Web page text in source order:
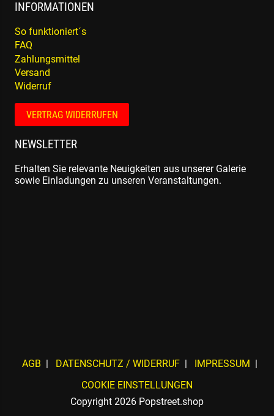
INFORMATIONEN
So funktioniert´s
FAQ
Zahlungsmittel
Versand
Widerruf
VERTRAG WIDERRUFEN
NEWSLETTER
Erhalten Sie relevante Neuigkeiten aus unserer Galerie
sowie Einladungen zu unseren Veranstaltungen.
AGB DATENSCHUTZ / WIDERRUF
IMPRESSUM
COOKIE EINSTELLUNGEN
Copyright 2026 Popstreet.shop